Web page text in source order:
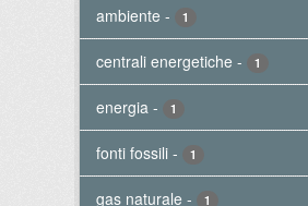
ambiente - 1
centrali energetiche - 1
energia - 1
fonti fossili - 1
gas naturale - 1